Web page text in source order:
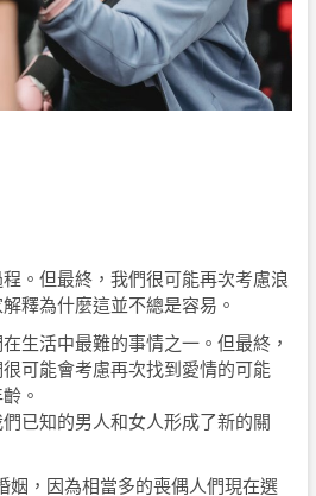
。但最終，我們很可能再次考慮浪
釋為什麼這並不總是容易。
生活中最難的事情之一。但最終，
可能會考慮再次找到愛情的可能
。
已知的男人和女人形成了新的關
姻，因為相當多的喪偶人們現在選